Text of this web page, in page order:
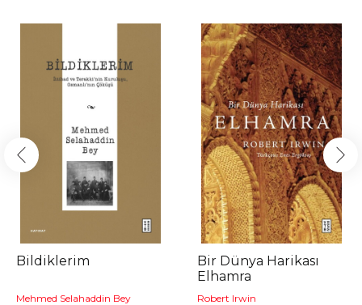
Bildiklerim
Mehmed Selahaddin Bey
Bir Dünya Harikası
Elhamra
Robert Irwin